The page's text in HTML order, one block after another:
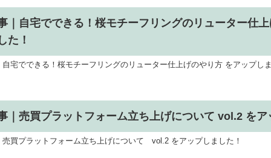
｜自宅でできる！桜モチーフリングのリューター仕
た！
自宅でできる！桜モチーフリングのリューター仕上げのやり方 をアップし
｜売買プラットフォーム立ち上げについて vol.2 をア
売買プラットフォーム立ち上げについて vol.2 をアップしました！